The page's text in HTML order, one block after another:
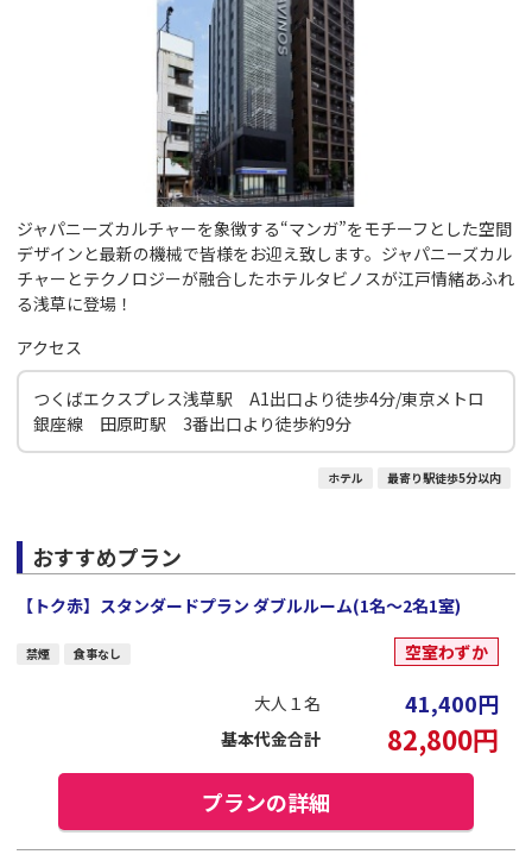
ジャパニーズカルチャーを象徴する“マンガ”をモチーフとした空間
デザインと最新の機械で皆様をお迎え致します。ジャパニーズカル
チャーとテクノロジーが融合したホテルタビノスが江戸情緒あふれ
る浅草に登場！
アクセス
つくばエクスプレス浅草駅 A1出口より徒歩4分/東京メトロ
銀座線 田原町駅 3番出口より徒歩約9分
ホテル 最寄り駅徒歩5分以内
おすすめプラン
【トク赤】スタンダードプラン ダブルルーム(1名～2名1室)
禁煙 食事なし 空室わずか
大人１名 41,400円
基本代金合計 82,800円
プランの詳細